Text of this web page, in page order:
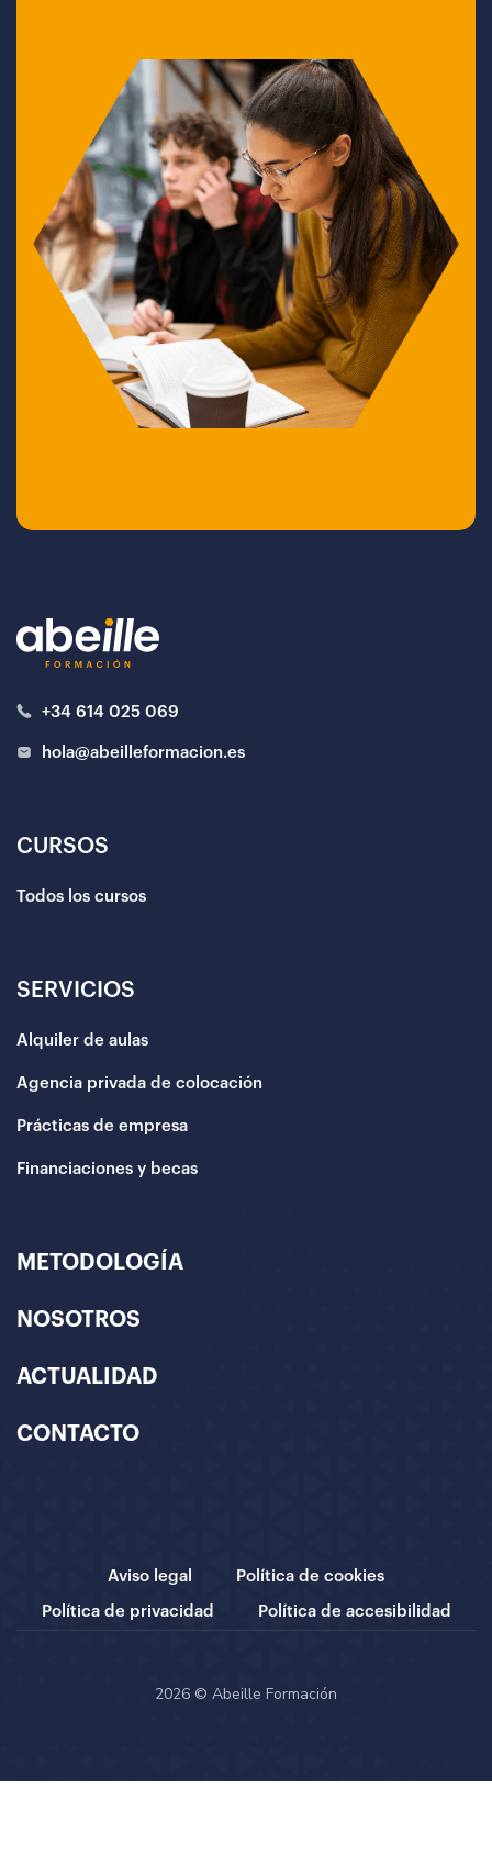
+34 614 025 069
hola@abeilleformacion.es
CURSOS
Todos los cursos
SERVICIOS
Alquiler de aulas
Agencia privada de colocación
Prácticas de empresa
Financiaciones y becas
METODOLOGÍA
NOSOTROS
ACTUALIDAD
CONTACTO
Aviso legal Política de cookies
Política de privacidad Política de accesibilidad
2026 © Abeille Formación